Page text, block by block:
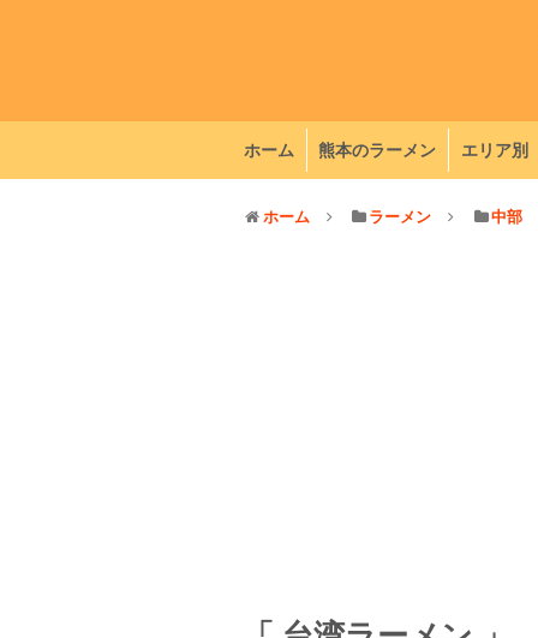
ホーム 熊本のラーメン エリア別
ホーム ラーメン 中部